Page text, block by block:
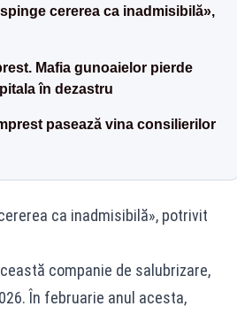
cererea ca inadmisibilă»,
Mafia gunoaielor pierde
în dezastru
pasează vina consilierilor
ca inadmisibilă», potrivit
companie de salubrizare,
În februarie anul acesta,